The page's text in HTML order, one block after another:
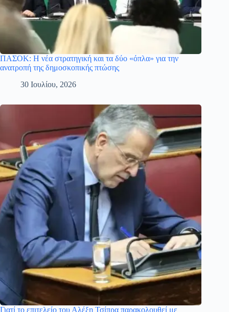
ΠΑΣΟΚ: Η νέα στρατηγική και τα δύο «όπλα» για την
ανατροπή της δημοσκοπικής πτώσης
30 Ιουλίου, 2026
Γιατί το επιτελείο του Αλέξη Τσίπρα παρακολουθεί με